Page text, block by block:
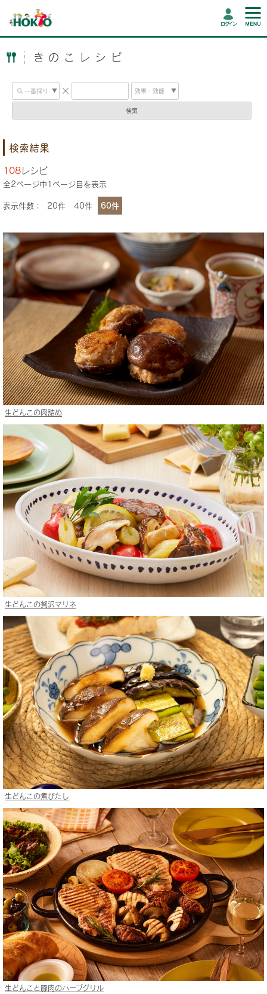
ログイン
きのこレシピ
検索
検索結果
108レシピ
全2ページ中1 ページ目を表示
表示件数： 20件 40件 60件
生どんこの肉詰め
生どんこの贅沢マリネ
生どんこの煮びたし
生どんこと豚肉のハーブグリル